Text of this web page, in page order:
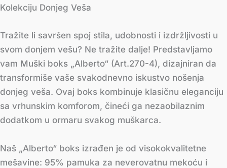
Kolekciju Donjeg Veša
Tražite li savršen spoj stila, udobnosti i izdržljivosti u
svom donjem vešu? Ne tražite dalje! Predstavljamo
vam Muški boks „Alberto“ (Art.270-4), dizajniran da
transformiše vaše svakodnevno iskustvo nošenja
donjeg veša. Ovaj boks kombinuje klasičnu eleganciju
sa vrhunskim komforom, čineći ga nezaobilaznim
dodatkom u ormaru svakog muškarca.
Naš „Alberto“ boks izrađen je od visokokvalitetne
mešavine: 95% pamuka za neverovatnu mekoću i